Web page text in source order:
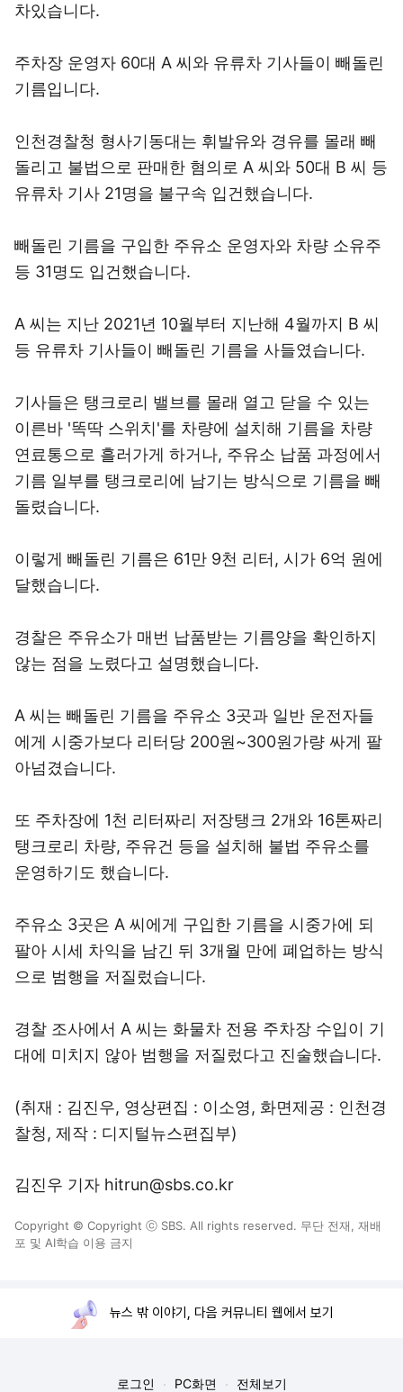
차있습니다.
주차장 운영자 60대 A 씨와 유류차 기사들이 빼돌린
기름입니다.
인천경찰청 형사기동대는 휘발유와 경유를 몰래 빼
돌리고 불법으로 판매한 혐의로 A 씨와 50대 B 씨 등
유류차 기사 21명을 불구속 입건했습니다.
빼돌린 기름을 구입한 주유소 운영자와 차량 소유주
등 31명도 입건했습니다.
A 씨는 지난 2021년 10월부터 지난해 4월까지 B 씨
등 유류차 기사들이 빼돌린 기름을 사들였습니다.
기사들은 탱크로리 밸브를 몰래 열고 닫을 수 있는
이른바 '똑딱 스위치'를 차량에 설치해 기름을 차량
연료통으로 흘러가게 하거나, 주유소 납품 과정에서
기름 일부를 탱크로리에 남기는 방식으로 기름을 빼
돌렸습니다.
이렇게 빼돌린 기름은 61만 9천 리터, 시가 6억 원에
달했습니다.
경찰은 주유소가 매번 납품받는 기름양을 확인하지
않는 점을 노렸다고 설명했습니다.
A 씨는 빼돌린 기름을 주유소 3곳과 일반 운전자들
에게 시중가보다 리터당 200원~300원가량 싸게 팔
아넘겼습니다.
또 주차장에 1천 리터짜리 저장탱크 2개와 16톤짜리
탱크로리 차량, 주유건 등을 설치해 불법 주유소를
운영하기도 했습니다.
주유소 3곳은 A 씨에게 구입한 기름을 시중가에 되
팔아 시세 차익을 남긴 뒤 3개월 만에 폐업하는 방식
으로 범행을 저질렀습니다.
경찰 조사에서 A 씨는 화물차 전용 주차장 수입이 기
대에 미치지 않아 범행을 저질렀다고 진술했습니다.
(취재 : 김진우, 영상편집 : 이소영, 화면제공 : 인천경
찰청, 제작 : 디지털뉴스편집부)
김진우 기자 hitrun@sbs.co.kr
Copyright © Copyright ⓒ SBS. All rights reserved. 무단 전재, 재배
포 및 AI학습 이용 금지
뉴스 밖 이야기, 다음 커뮤니티 웹에서 보기
로그인 PC화면 전체보기